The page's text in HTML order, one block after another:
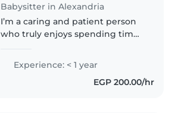
Babysitter in Alexandria
I’m a caring and patient person
who truly enjoys spending time
where they can play, learn, and
feel supported. I’m responsible,..
Experience: < 1 year
EGP 200.00/hr